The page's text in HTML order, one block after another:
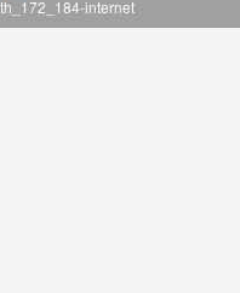
internet